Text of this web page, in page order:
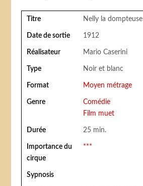
Titre Nelly la dompteuse
Date de sortie 1912
Réalisateur Mario Caserini
Type Noir et blanc
Format Moyen métrage
Genre
Comédie
Film muet
Durée 25 min.
Importance du
cirque
***
Sypnosis